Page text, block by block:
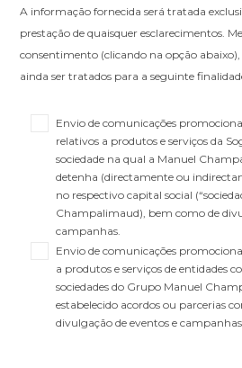
A informação fornecida será tratada
prestação de quaisquer esclarecimentos.
consentimento (clicando na opção abaixo),
ainda ser tratados para a seguinte
Envio de comunicações
relativos a produtos e serviços da
sociedade na qual a Manuel
detenha (directamente ou
no respectivo capital social
Champalimaud), bem como de
campanhas.
Envio de comunicações
a produtos e serviços de entidades
sociedades do Grupo Manuel
estabelecido acordos ou parcerias
divulgação de eventos e